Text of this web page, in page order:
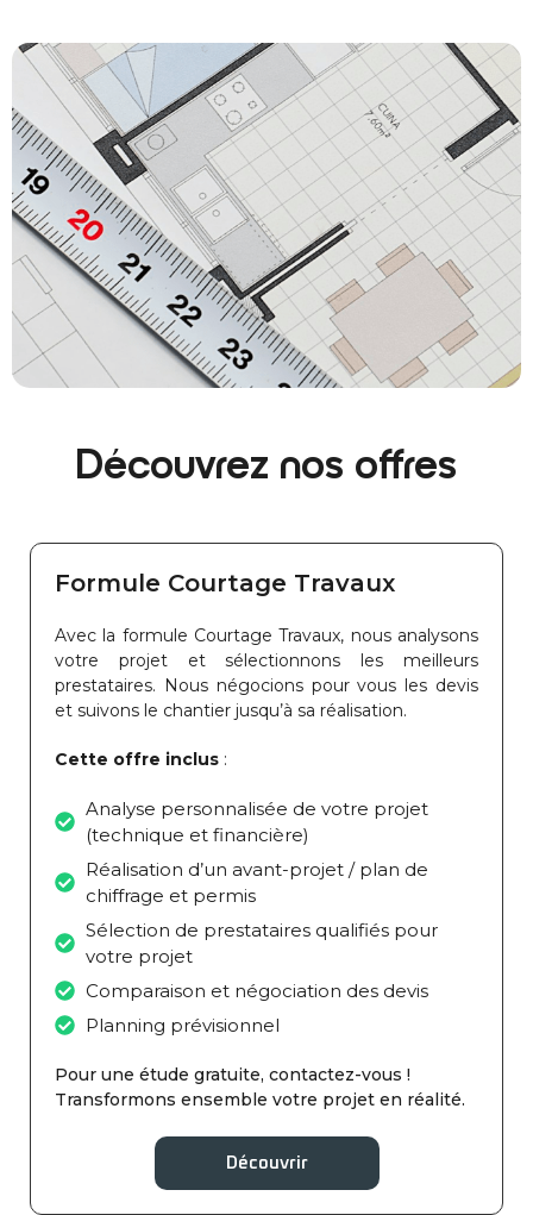
Découvrez nos offres
Formule Courtage Travaux
Avec la formule Courtage Travaux, nous analysons
votre projet et sélectionnons les meilleurs
prestataires. Nous négocions pour vous les devis
et suivons le chantier jusqu’à sa réalisation.
Cette offre inclus :
Analyse personnalisée de votre projet
(technique et financière)
Réalisation d’un avant-projet / plan de
chiffrage et permis
Sélection de prestataires qualifiés pour
votre projet
Comparaison et négociation des devis
Planning prévisionnel
Pour une étude gratuite, contactez-vous !
Transformons ensemble votre projet en réalité.
Découvrir